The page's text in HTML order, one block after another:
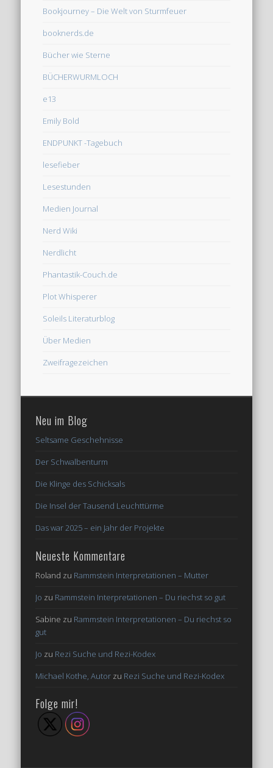
Bookjourney – Die Welt von Sturmfeuer
booknerds.de
Bücher wie Sterne
BÜCHERWURMLOCH
e13
Emily Bold
ENDPUNKT -Tagebuch
lesefieber
Lesestunden
Medien Journal
Nerd Wiki
Nerdlicht
Phantastik-Couch.de
Plot Whisperer
Soleils Literaturblog
Über Medien
Zweifragezeichen
Neu im Blog
Seltsame Geschehnisse
Der Schwalbenturm
Die Klinge des Schicksals
Die Insel der Tausend Leuchttürme
Das war 2025 – ein Jahr der Projekte
Neueste Kommentare
Roland zu Rammstein Interpretationen – Mutter
Jo zu Rammstein Interpretationen – Du riechst so gut
Sabine zu Rammstein Interpretationen – Du riechst so
gut
Jo zu Rezi Suche und Rezi-Kodex
Michael Kothe, Autor zu Rezi Suche und Rezi-Kodex
Folge mir!